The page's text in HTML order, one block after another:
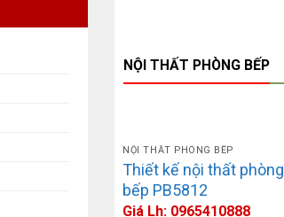
NỘI THẤT PHÒNG BẾP
NỘI THẤT PHÒNG BẾP
Thiết kế nội thất phòng
bếp PB5812
Giá Lh: 0965410888